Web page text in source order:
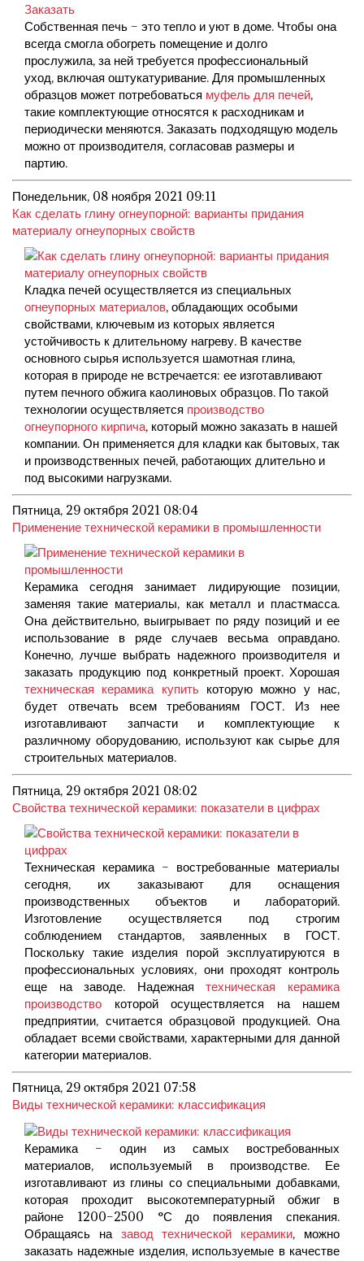
Заказать
Собственная печь – это тепло и уют в доме. Чтобы она
всегда смогла обогреть помещение и долго
прослужила, за ней требуется профессиональный
уход, включая оштукатуривание. Для промышленных
образцов может потребоваться муфель для печей,
такие комплектующие относятся к расходникам и
периодически меняются. Заказать подходящую модель
можно от производителя, согласовав размеры и
партию.
Понедельник, 08 ноября 2021 09:11
Как сделать глину огнеупорной: варианты придания
материалу огнеупорных свойств
Кладка печей осуществляется из специальных
огнеупорных материалов, обладающих особыми
свойствами, ключевым из которых является
устойчивость к длительному нагреву. В качестве
основного сырья используется шамотная глина,
которая в природе не встречается: ее изготавливают
путем печного обжига каолиновых образцов. По такой
технологии осуществляется производство
огнеупорного кирпича, который можно заказать в нашей
компании. Он применяется для кладки как бытовых, так
и производственных печей, работающих длительно и
под высокими нагрузками.
Пятница, 29 октября 2021 08:04
Применение технической керамики в промышленности
Керамика сегодня занимает лидирующие позиции,
заменяя такие материалы, как металл и пластмасса.
Она действительно, выигрывает по ряду позиций и ее
использование в ряде случаев весьма оправдано.
Конечно, лучше выбрать надежного производителя и
заказать продукцию под конкретный проект. Хорошая
техническая керамика купитькоторую можно у нас,
будет отвечать всем требованиям ГОСТ. Из нее
изготавливают запчасти и комплектующие к
различному оборудованию, используют как сырье для
строительных материалов.
Пятница, 29 октября 2021 08:02
Свойства технической керамики: показатели в цифрах
Техническая керамика – востребованные материалы
сегодня, их заказывают для оснащения
производственных объектов и лабораторий.
Изготовление осуществляется под строгим
соблюдением стандартов, заявленных в ГОСТ.
Поскольку такие изделия порой эксплуатируются в
профессиональных условиях, они проходят контроль
еще на заводе. Надежнаятехническая керамика
производство которой осуществляется на нашем
предприятии, считается образцовой продукцией. Она
обладает всеми свойствами, характерными для данной
категории материалов.
Пятница, 29 октября 2021 07:58
Виды технической керамики: классификация
Керамика – один из самых востребованных
материалов, используемый в производстве. Ее
изготавливают из глины со специальными добавками,
которая проходит высокотемпературный обжиг в
районе 1200–2500 °С до появления спекания.
Обращаясь на завод технической керамики, можно
заказать надежные изделия, используемые в качестве